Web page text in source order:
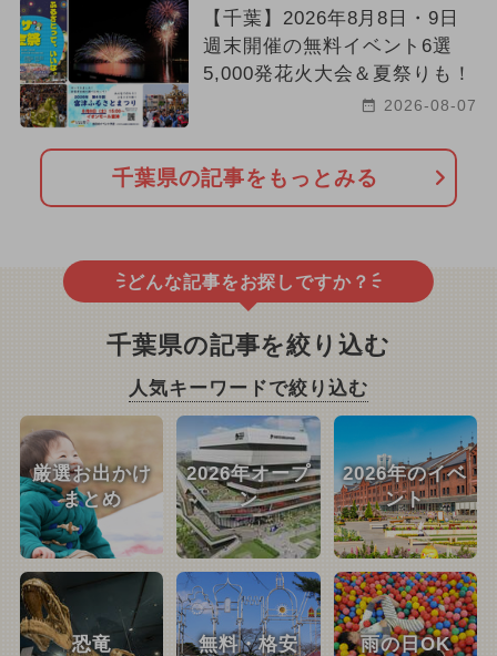
【千葉】2026年8月8日・9日
週末開催の無料イベント6選
5,000発花火大会＆夏祭りも！
2026-08-07
千葉県の記事をもっとみる
どんな記事をお探しですか？
千葉県の記事を絞り込む
人気キーワードで絞り込む
厳選お出かけ
まとめ
2026年オープ
ン
2026年のイベ
ント
恐竜 無料・格安 雨の日OK